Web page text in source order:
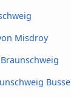
Misdroy
Busse